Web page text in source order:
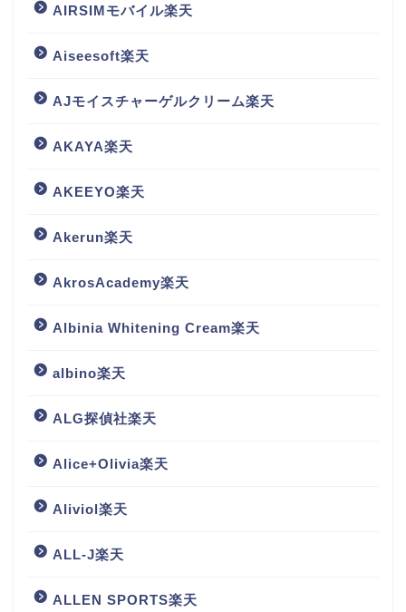
AIRSIMモバイル楽天
Aiseesoft楽天
AJモイスチャーゲルクリーム楽天
AKAYA楽天
AKEEYO楽天
Akerun楽天
AkrosAcademy楽天
Albinia Whitening Cream楽天
albino楽天
ALG探偵社楽天
Alice+Olivia楽天
Aliviol楽天
ALL-J楽天
ALLEN SPORTS楽天